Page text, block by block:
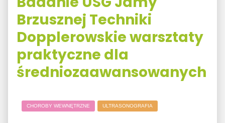
Brzusznej Techniki
Dopplerowskie warsztaty
praktyczne dla
średniozaawansowanych
CHOROBY WEWNĘTRZNE ULTRASONOGRAFIA